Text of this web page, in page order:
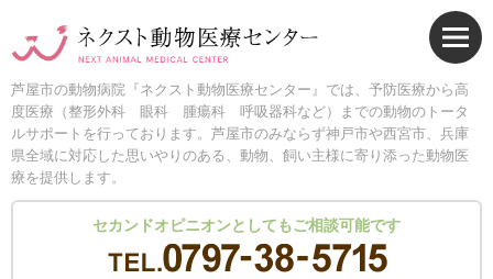
芦屋市の動物病院『ネクスト動物医療センター』では、予防医療から高
度医療（整形外科 眼科 腫瘍科 呼吸器科など）までの動物のトータ
ルサポートを行っております。芦屋市のみならず神戸市や西宮市、兵庫
県全域に対応した思いやりのある、動物、飼い主様に寄り添った動物医
療を提供します。
セカンドオピニオンとしてもご相談可能です